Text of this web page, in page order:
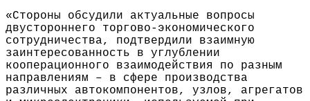
«Стороны обсудили актуальные вопросы
двустороннего торгово-экономического
сотрудничества, подтвердили взаимную
заинтересованность в углублении
кооперационного взаимодействия по разным
направлениям – в сфере производства
различных автокомпонентов, узлов, агрегатов